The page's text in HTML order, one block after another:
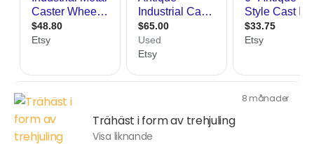
8 månader
Trähäst i form av trehjuling
Visa liknande